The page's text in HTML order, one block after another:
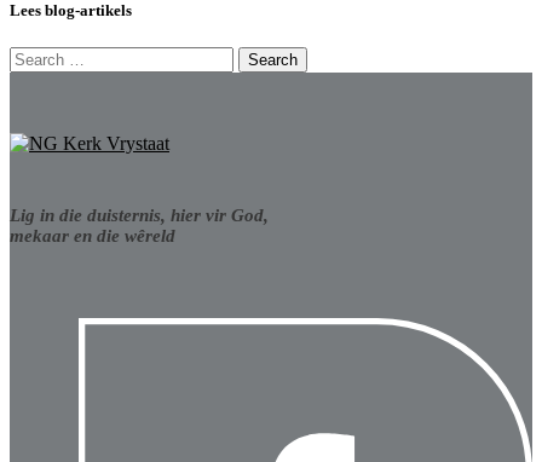
Lees blog-artikels
Search
for:
Lig in die duisternis, hier vir God,
mekaar en die wêreld